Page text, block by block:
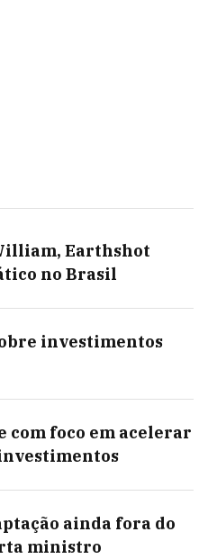
Earthshot
no Brasil
investimentos
com foco em acelerar
ainda fora do
ministro